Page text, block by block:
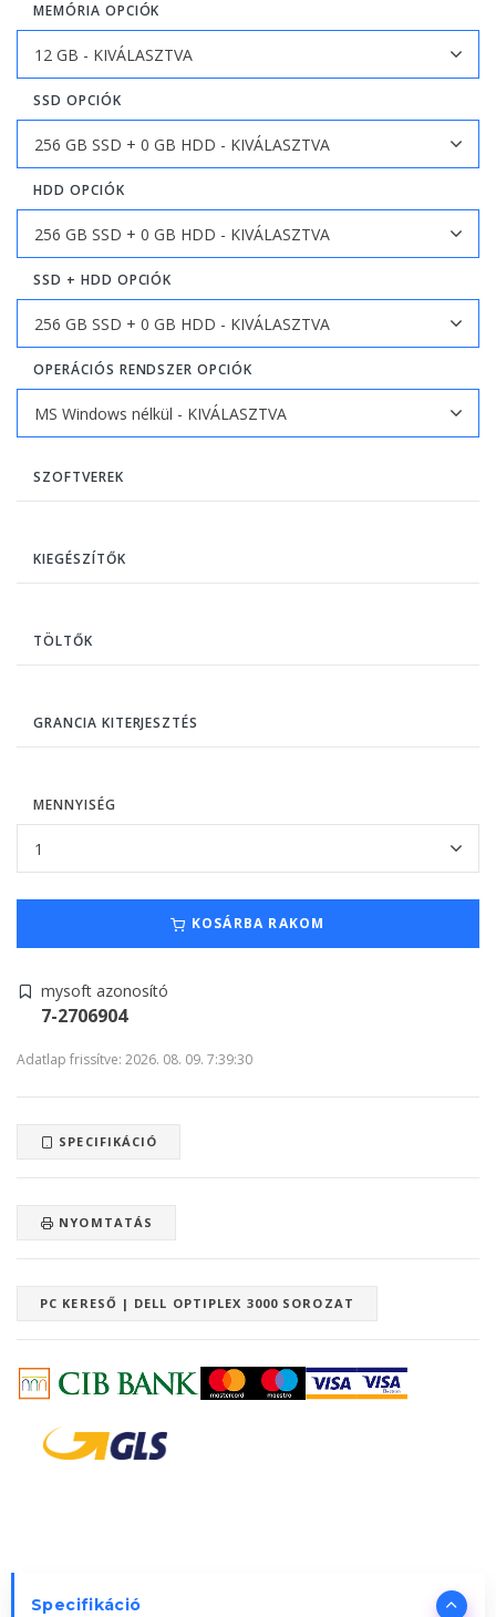
MEMÓRIA OPCIÓK
SSD OPCIÓK
HDD OPCIÓK
SSD + HDD OPCIÓK
OPERÁCIÓS RENDSZER OPCIÓK
SZOFTVEREK
KIEGÉSZÍTŐK
TÖLTŐK
GRANCIA KITERJESZTÉS
MENNYISÉG
KOSÁRBA RAKOM
mysoft azonosító
7-2706904
Adatlap frissítve: 2026. 08. 09. 7:39:30
SPECIFIKÁCIÓ
NYOMTATÁS
PC KERESŐ | DELL OPTIPLEX 3000 SOROZAT
Specifikáció